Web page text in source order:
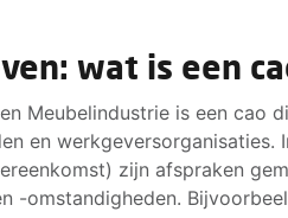
wat is een
Meubelindustrie is een cao
en werkgeversorganisaties.
zijn afspraken
-omstandigheden.